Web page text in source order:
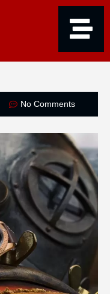
No Comments